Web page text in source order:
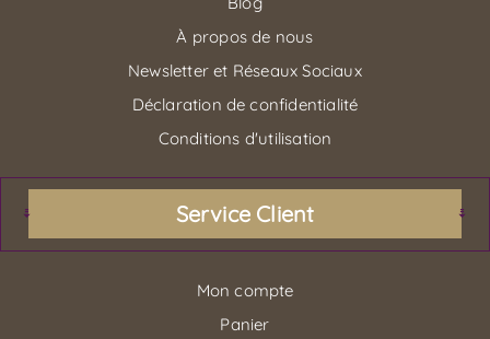
À propos de nous
Newsletter et Réseaux Sociaux
Déclaration de confidentialité
Conditions d'utilisation
Service Client
Mon compte
Panier